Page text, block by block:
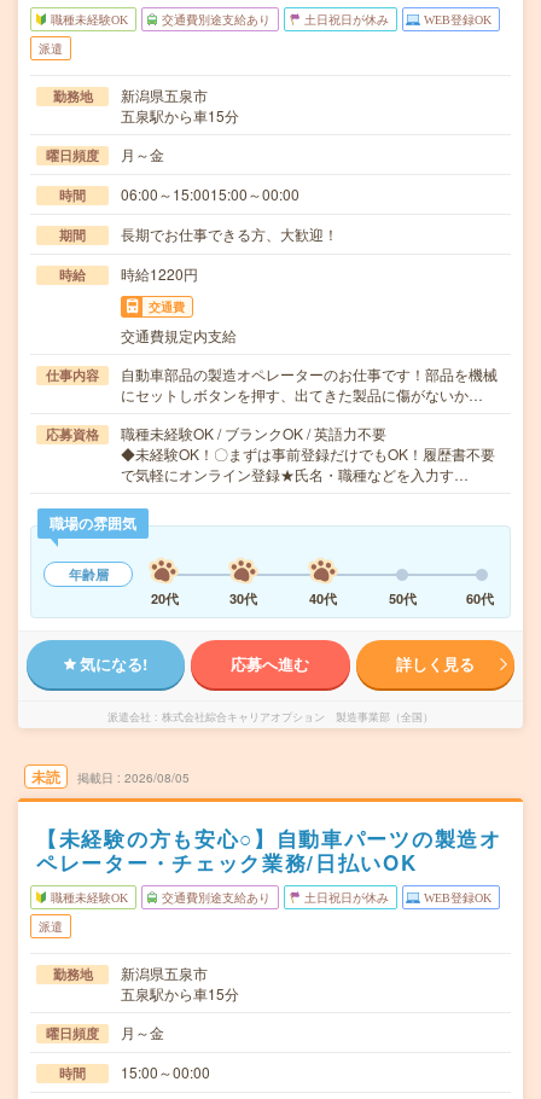
職種未経験OK 交通費別途支給あり 土日祝日が休み WEB登録OK
派遣
勤務地
新潟県五泉市
五泉駅から車15分
曜日頻度 月～金
時間 06:00～15:0015:00～00:00
期間 長期でお仕事できる方、大歓迎！
時給 時給1220円
交通費
交通費規定内支給
仕事内容
自動車部品の製造オペレーターのお仕事です！部品を機械
にセットしボタンを押す、出てきた製品に傷がないか…
応募資格
職種未経験OK / ブランクOK / 英語力不要
◆未経験OK！〇まずは事前登録だけでもOK！履歴書不要
で気軽にオンライン登録★氏名・職種などを入力す…
職場の雰囲気
年齢層
20代
30代 40代 50代 60代
気になる! 応募へ進む 詳しく見る
派遣会社 株式会社綜合キャリアオプション 製造事業部（全国）
未読 掲載日 2026/08/05
【未経験の方も安心○】自動車パーツの製造オ
ペレーター・チェック業務/日払いOK
職種未経験OK 交通費別途支給あり 土日祝日が休み WEB登録OK
派遣
勤務地
新潟県五泉市
五泉駅から車15分
曜日頻度 月～金
時間 15:00～00:00